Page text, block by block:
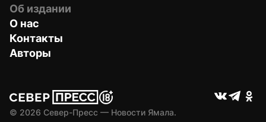
Об издании
О нас
Контакты
Авторы
© 2026 Север-Пресс — Новости Ямала.